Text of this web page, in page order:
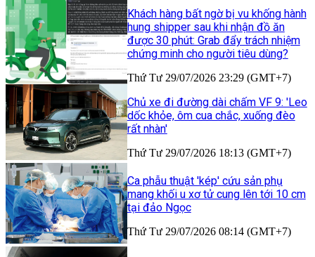
Khách hàng bất ngờ bị vu khống hành
hung shipper sau khi nhận đồ ăn
được 30 phút: Grab đẩy trách nhiệm
chứng minh cho người tiêu dùng?
Thứ Tư 29/07/2026 23:29 (GMT+7)
Chủ xe đi đường dài chấm VF 9: 'Leo
dốc khỏe, ôm cua chắc, xuống đèo
rất nhàn'
Thứ Tư 29/07/2026 18:13 (GMT+7)
Ca phẫu thuật 'kép' cứu sản phụ
mang khối u xơ tử cung lên tới 10 cm
tại đảo Ngọc
Thứ Tư 29/07/2026 08:14 (GMT+7)